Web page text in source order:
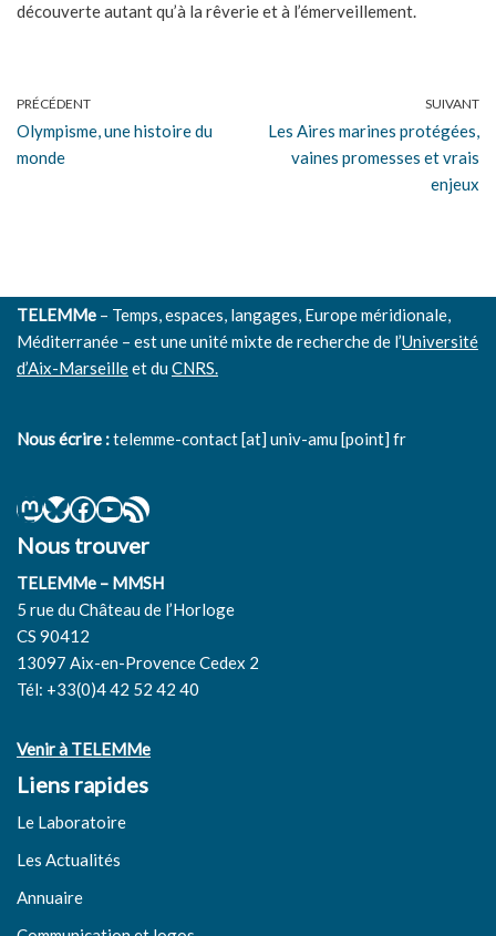
découverte autant qu’à la rêverie et à l’émerveillement.
PRÉCÉDENT
Olympisme, une histoire du
monde
SUIVANT
Les Aires marines protégées,
vaines promesses et vrais
enjeux
TELEMMe – Temps, espaces, langages, Europe méridionale,
Méditerranée – est une unité mixte de recherche de l’Université
d’Aix-Marseilleet duCNRS.
Nous écrire :telemme-contact [at] univ-amu [point] fr
Nous trouver
TELEMMe – MMSH
5 rue du Château de l’Horloge
CS 90412
13097 Aix-en-Provence Cedex 2
Tél: +33(0)4 42 52 42 40
Venir à TELEMMe
Liens rapides
Le Laboratoire
Les Actualités
Annuaire